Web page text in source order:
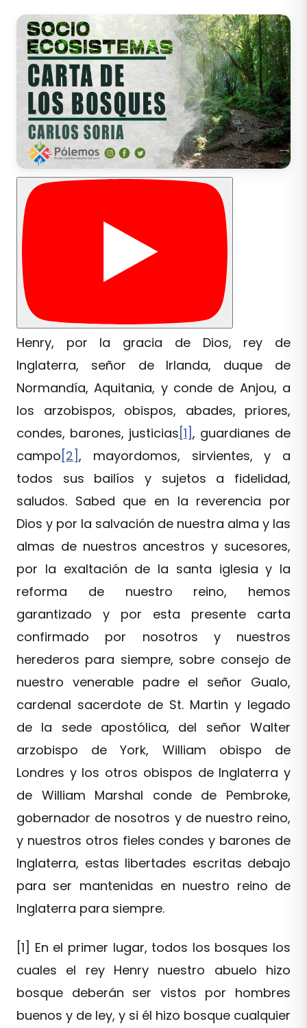
Henry, por la gracia de Dios, rey de
Inglaterra, señor de Irlanda, duque de
Normandía, Aquitania, y conde de Anjou, a
los arzobispos, obispos, abades, priores,
condes, barones, justicias [1], guardianes de
campo [2], mayordomos, sirvientes, y a
todos sus bailíos y sujetos a fidelidad,
saludos. Sabed que en la reverencia por
Dios y por la salvación de nuestra alma y las
almas de nuestros ancestros y sucesores,
por la exaltación de la santa iglesia y la
reforma de nuestro reino, hemos
garantizado y por esta presente carta
confirmado por nosotros y nuestros
herederos para siempre, sobre consejo de
nuestro venerable padre el señor Gualo,
cardenal sacerdote de St. Martin y legado
de la sede apostólica, del señor Walter
arzobispo de York, William obispo de
Londres y los otros obispos de Inglaterra y
de William Marshal conde de Pembroke,
gobernador de nosotros y de nuestro reino,
y nuestros otros fieles condes y barones de
Inglaterra, estas libertades escritas debajo
para ser mantenidas en nuestro reino de
Inglaterra para siempre.
[1] En el primer lugar, todos los bosques los
cuales el rey Henry nuestro abuelo hizo
bosque deberán ser vistos por hombres
buenos y de ley, y si él hizo bosque cualquier